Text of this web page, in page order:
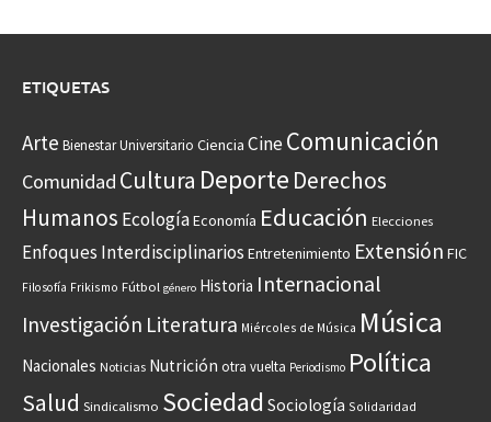
ETIQUETAS
Arte Bienestar Universitario Ciencia CineComunicación
Comunidad Cultura Deporte Derechos
Humanos EcologíaEconomía Educación Elecciones
Enfoques Interdisciplinarios Entretenimiento Extensión FIC
Filosofía Frikismo Fútbol género Historia Internacional
Investigación Literatura Miércoles de Música Música
Nacionales Noticias Nutrición otra vuelta Periodismo Política
Salud Sindicalismo Sociedad Sociología Solidaridad